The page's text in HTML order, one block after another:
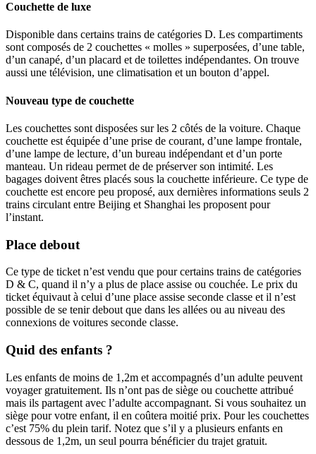
Couchette de luxe
Disponible dans certains trains de catégories D. Les compartiments
sont composés de 2 couchettes « molles » superposées, d’une table,
d’un canapé, d’un placard et de toilettes indépendantes. On trouve
aussi une télévision, une climatisation et un bouton d’appel.
Nouveau type de couchette
Les couchettes sont disposées sur les 2 côtés de la voiture. Chaque
couchette est équipée d’une prise de courant, d’une lampe frontale,
d’une lampe de lecture, d’un bureau indépendant et d’un porte
manteau. Un rideau permet de de préserver son intimité. Les
bagages doivent êtres placés sous la couchette inférieure. Ce type de
couchette est encore peu proposé, aux dernières informations seuls 2
trains circulant entre Beijing et Shanghai les proposent pour
l’instant.
Place debout
Ce type de ticket n’est vendu que pour certains trains de catégories
D & C, quand il n’y a plus de place assise ou couchée. Le prix du
ticket équivaut à celui d’une place assise seconde classe et il n’est
possible de se tenir debout que dans les allées ou au niveau des
connexions de voitures seconde classe.
Quid des enfants ?
Les enfants de moins de 1,2m et accompagnés d’un adulte peuvent
voyager gratuitement. Ils n’ont pas de siège ou couchette attribué
mais ils partagent avec l’adulte accompagnant. Si vous souhaitez un
siège pour votre enfant, il en coûtera moitié prix. Pour les couchettes
c’est 75% du plein tarif. Notez que s’il y a plusieurs enfants en
dessous de 1,2m, un seul pourra bénéficier du trajet gratuit.